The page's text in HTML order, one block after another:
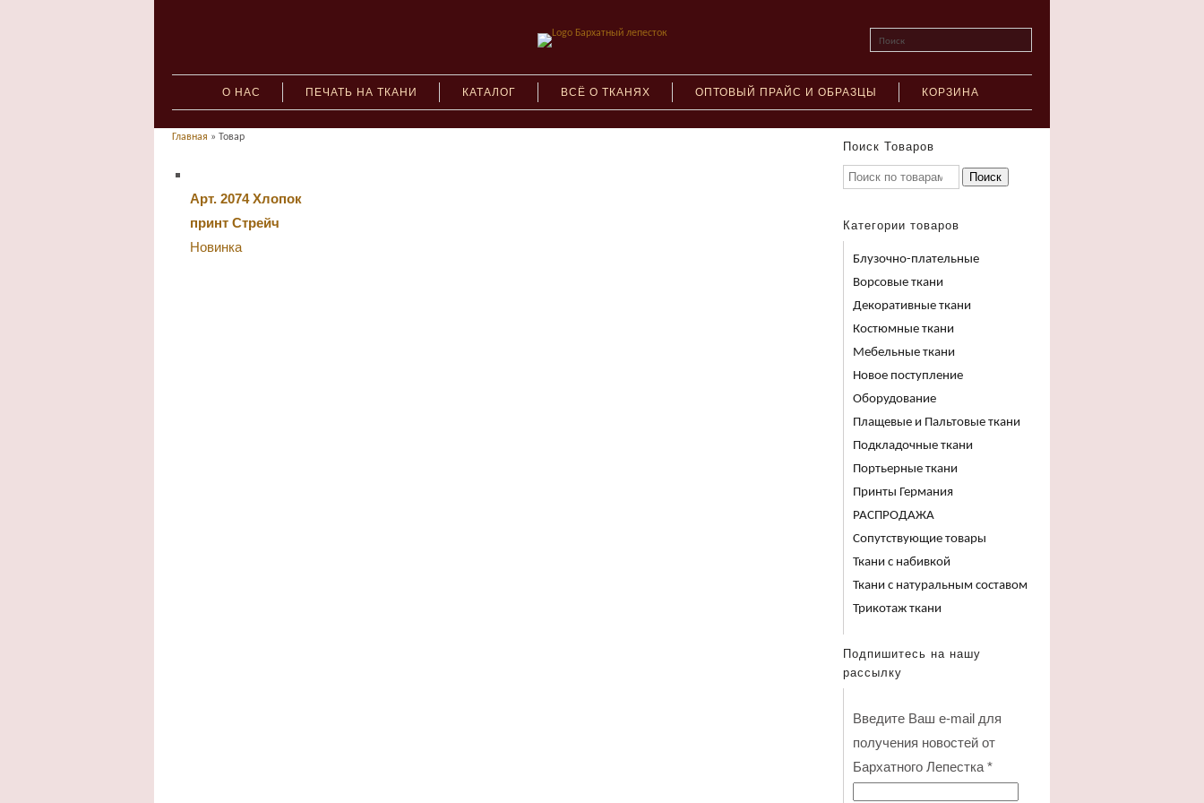
Поиск
О НАС ПЕЧАТЬ НА ТКАНИ КАТАЛОГ ВСЁ О ТКАНЯХ ОПТОВЫЙ ПРАЙС И ОБРАЗЦЫ КОРЗИНА
Главная » Товар
Арт. 2074 Хлопок
принт Стрейч
Новинка
Поиск Товаров
Поиск
Категории товаров
Блузочно-плательные
Ворсовые ткани
Декоративные ткани
Костюмные ткани
Мебельные ткани
Новое поступление
Оборудование
Плащевые и Пальтовые ткани
Подкладочные ткани
Портьерные ткани
Принты Германия
РАСПРОДАЖА
Сопутствующие товары
Ткани с набивкой
Ткани с натуральным составом
Трикотаж ткани
Подпишитесь на нашу
рассылку
Введите Ваш e-mail для
получения новостей от
Бархатного Лепестка *